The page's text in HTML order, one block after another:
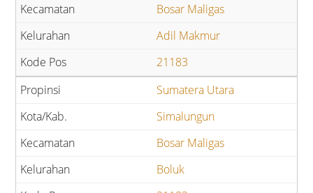
Bosar Maligas
Adil Makmur
21183
Sumatera Utara
Simalungun
Bosar Maligas
Boluk